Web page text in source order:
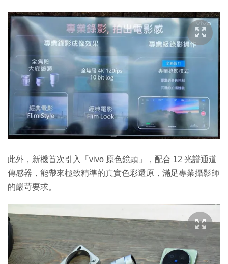
此外，新機首次引入「vivo 原色鏡頭」，配合 12 光譜通道
傳感器，能帶來極致精準的真實色彩還原，滿足專業攝影師
的嚴苛要求。